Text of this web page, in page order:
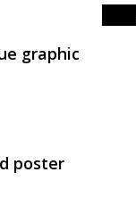
graphic
poster